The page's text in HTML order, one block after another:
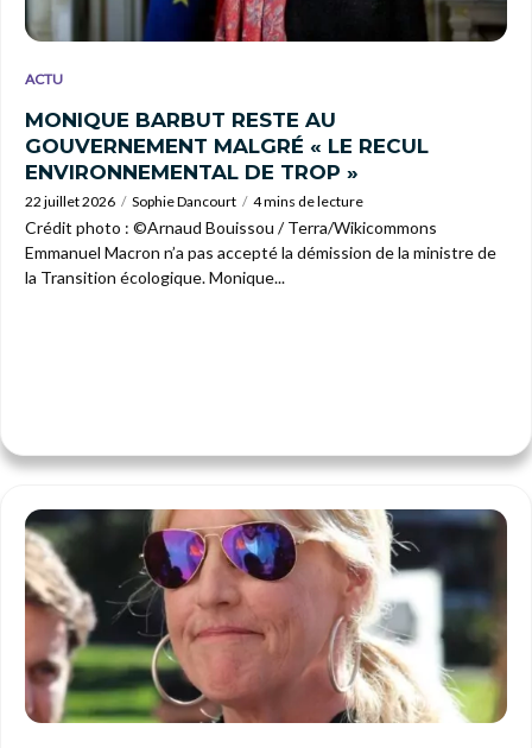
ACTU
MONIQUE BARBUT RESTE AU
GOUVERNEMENT MALGRÉ « LE RECUL
ENVIRONNEMENTAL DE TROP »
22 juillet 2026 Sophie Dancourt 4 mins de lecture
Crédit photo : ©Arnaud Bouissou / Terra/Wikicommons
Emmanuel Macron n’a pas accepté la démission de la ministre de
la Transition écologique. Monique...